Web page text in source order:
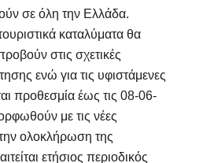
σε όλη την Ελλάδα.
καταλύματα θα
στις σχετικές
ενώ για τις υφιστάμενες
προθεσμία έως τις 08-06-
με τις νέες
ολοκλήρωση της
ετήσιος περιοδικός